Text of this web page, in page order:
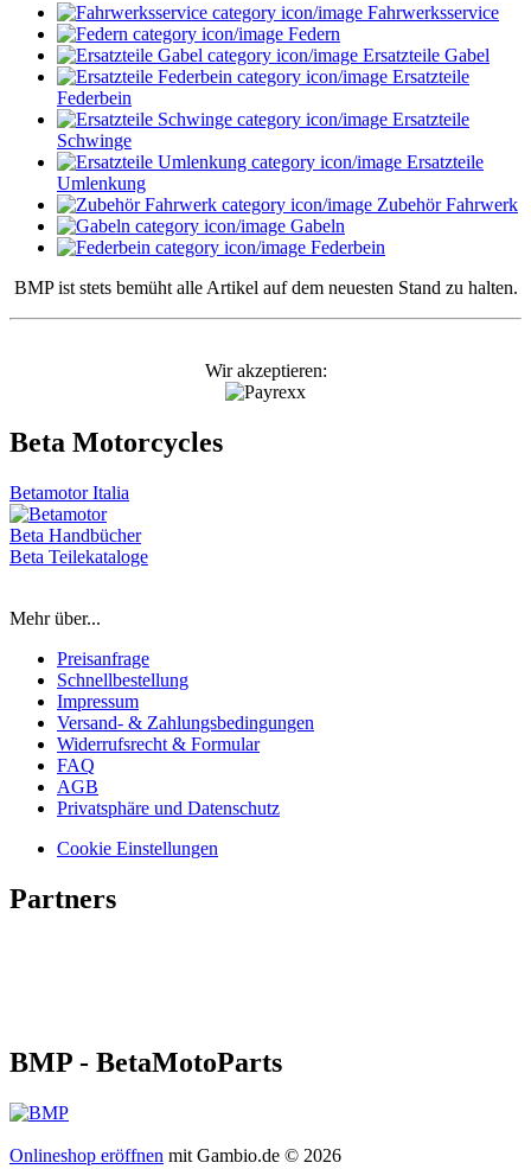
Fahrwerksservice
Federn
Ersatzteile Gabel
Ersatzteile
Federbein
Ersatzteile
Schwinge
Ersatzteile
Umlenkung
Zubehör Fahrwerk
Gabeln
Federbein
BMP ist stets bemüht alle Artikel auf dem neuesten Stand zu halten.
Wir akzeptieren:
Beta Motorcycles
Betamotor Italia
Beta Handbücher
Beta Teilekataloge
Mehr über...
Preisanfrage
Schnellbestellung
Impressum
Versand- & Zahlungsbedingungen
Widerrufsrecht & Formular
FAQ
AGB
Privatsphäre und Datenschutz
Cookie Einstellungen
Partners
BMP - BetaMotoParts
Onlineshop eröffnen mit Gambio.de © 2026